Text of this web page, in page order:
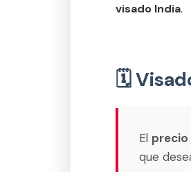
visado India.
🗓️
El precio
que